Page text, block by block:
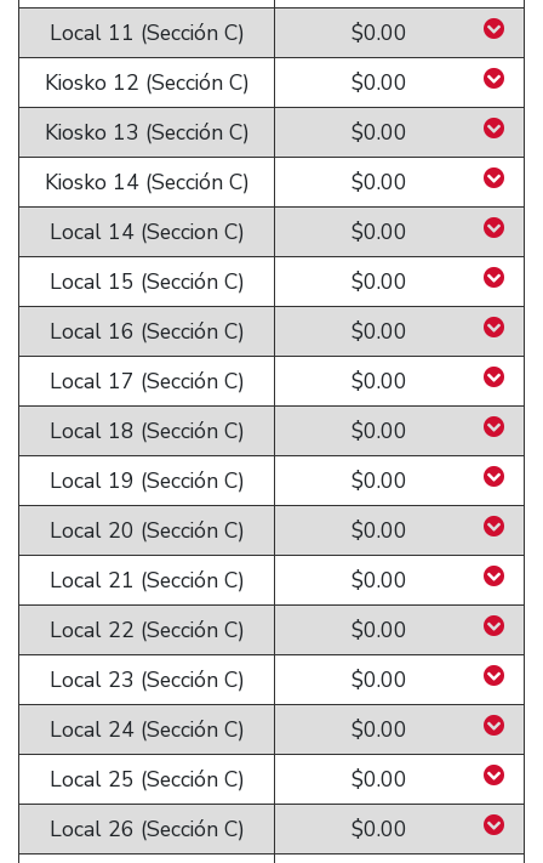
Local 11 (Sección C)
$0.00
Kiosko 12 (Sección C)
$0.00
Kiosko 13 (Sección C)
$0.00
Kiosko 14 (Sección C)
$0.00
Local 14 (Seccion C)
$0.00
Local 15 (Sección C)
$0.00
Local 16 (Sección C)
$0.00
Local 17 (Sección C)
$0.00
Local 18 (Sección C)
$0.00
Local 19 (Sección C)
$0.00
Local 20 (Sección C)
$0.00
Local 21 (Sección C)
$0.00
Local 22 (Sección C)
$0.00
Local 23 (Sección C)
$0.00
Local 24 (Sección C)
$0.00
Local 25 (Sección C)
$0.00
Local 26 (Sección C)
$0.00